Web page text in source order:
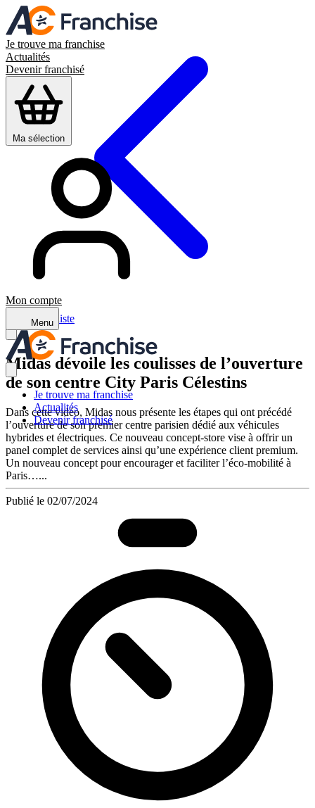
Je trouve ma franchise
Actualités
Devenir franchisé
Ma sélection
Mon compte
Menu
Je trouve ma franchise
Actualités
Devenir franchisé
Retour à la liste
Midas dévoile les coulisses de l’ouverture
de son centre City Paris Célestins
Dans cette vidéo, Midas nous présente les étapes qui ont précédé
l’ouverture de son premier centre parisien dédié aux véhicules
hybrides et électriques. Ce nouveau concept-store vise à offrir un
panel complet de services ainsi qu’une expérience client premium.
Un nouveau concept pour encourager et faciliter l’éco-mobilité à
Paris…...
Publié le 02/07/2024